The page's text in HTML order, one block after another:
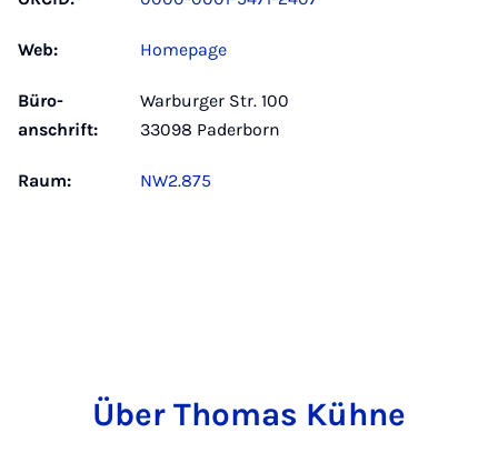
Web: Homepage
Büro­
anschrift:
Warburger Str. 100
33098 Paderborn
Raum: NW2.875
Über Thomas Kühne